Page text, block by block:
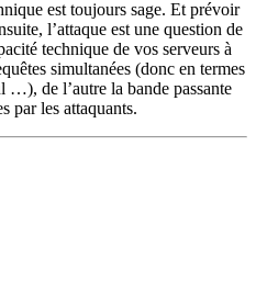
est toujours sage. Et prévoir
l’attaque est une question de
technique de vos serveurs à
simultanées (donc en termes
…), de l’autre la bande passante
par les attaquants.